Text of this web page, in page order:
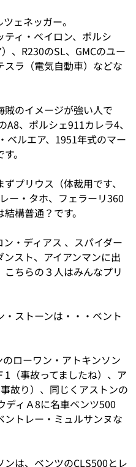
ェネッガー。
ィ・ベイロン、ポルシ
、R230のSL、GMCのユー
ラ（電気自動車）などな
のイメージが強い人で
、ポルシェ911カレラ4、
ベルエア、1951年式のマー
。
プリウス（体裁用です、
ー・タホ、フェラーリ360
構普通？です。
・ディアス 、スパイダー
スト、アイアンマンに出
ちらの３人はみんなプリ
ストーンは・・・ベント
ローワン・アトキンソン
（事故ってましたね）、ア
故り）、同じくアストンの
ディＡ8に名車ベンツ500
ントレー・ミュルサンヌな
は、ベンツのCLS500とレ